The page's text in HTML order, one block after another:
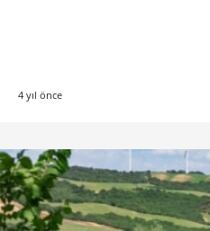
4 yıl önce